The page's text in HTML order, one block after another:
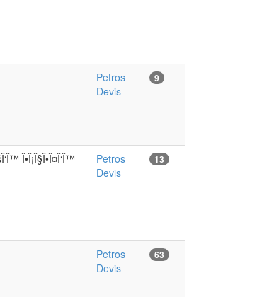
Petros
Devis
9
Î•Î¡Î§Î•Î¤Î‘Î™
Petros
Devis
13
Petros
Devis
63